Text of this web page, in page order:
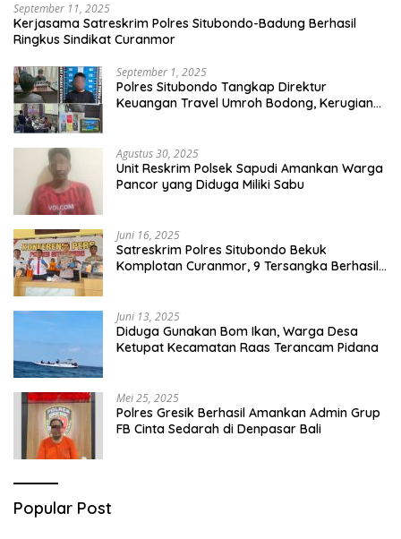
September 11, 2025
Kerjasama Satreskrim Polres Situbondo-Badung Berhasil
Ringkus Sindikat Curanmor
September 1, 2025
Polres Situbondo Tangkap Direktur
Keuangan Travel Umroh Bodong, Kerugian
Agustus 30, 2025
Unit Reskrim Polsek Sapudi Amankan Warga
Pancor yang Diduga Miliki Sabu
Juni 16, 2025
Satreskrim Polres Situbondo Bekuk
Komplotan Curanmor, 9 Tersangka Berhasil
Juni 13, 2025
Diduga Gunakan Bom Ikan, Warga Desa
Ketupat Kecamatan Raas Terancam Pidana
Mei 25, 2025
Polres Gresik Berhasil Amankan Admin Grup
FB Cinta Sedarah di Denpasar Bali
Popular Post